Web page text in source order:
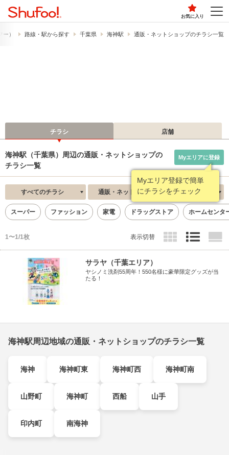
お気に入り
） 路線・駅から探す 千葉県 海神駅 通販・ネットショップのチラシ一覧
チラシ 店舗
海神駅（千葉県）周辺の通販・ネットショップの
チラシ一覧
Myエリア登録で簡単
にチラシをチェック
Myエリアに登録
すべてのチラシ 通販・ネットショップ 新着順
スーパー ファッション 家電 ドラッグストア ホームセンタ
1〜1/1枚 表示切替
サラヤ（千葉エリア）
ヤシノミ洗剤55周年！550名様に豪華限定グッズが当
たる！
海神駅周辺地域の通販・ネットショップのチラシ一覧
海神 海神町東 海神町西 海神町南
山野町 海神町 西船 山手
印内町 南海神